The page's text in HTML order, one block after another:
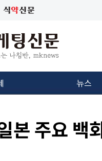
뉴스
본 주요 백